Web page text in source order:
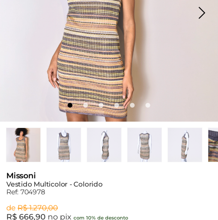
Missoni
Vestido Multicolor - Colorido
Ref: 704978
de R$ 1.270,00
R$ 666,90 no pix com 10% de desconto